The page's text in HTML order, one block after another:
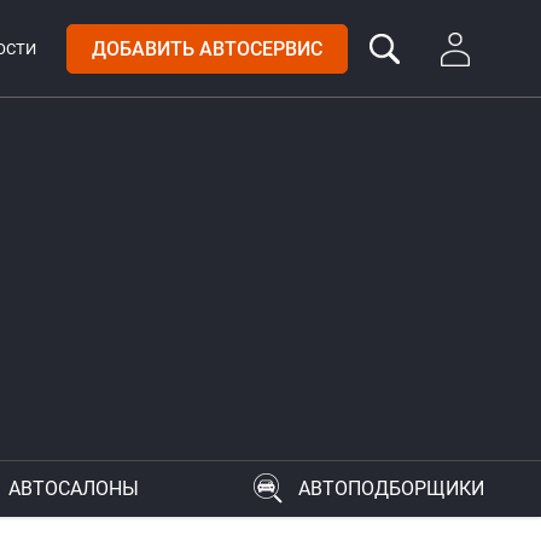
ДОБАВИТЬ АВТОСЕРВИС
АВТОСАЛОНЫ АВТОПОДБОРЩИКИ